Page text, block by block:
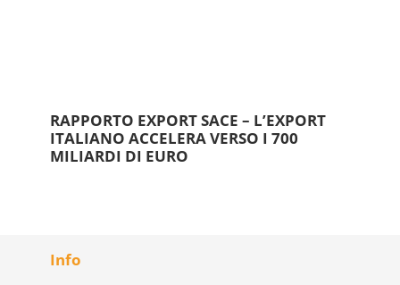
RAPPORTO EXPORT SACE – L’EXPORT
ITALIANO ACCELERA VERSO I 700
MILIARDI DI EURO
Info